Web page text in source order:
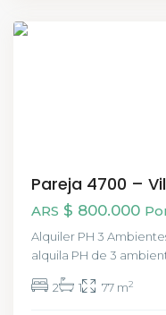
Pareja 4700 –
ARS $ 800.000
Alquiler PH 3
alquila PH de 3
2 1 77 m2